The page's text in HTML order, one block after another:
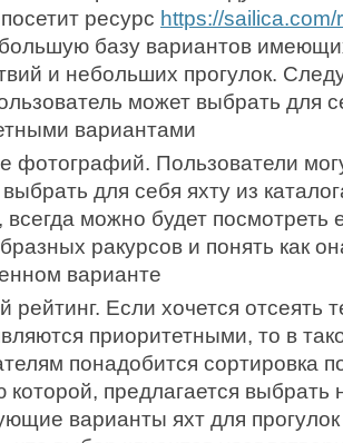
ресурс https://
базу вариантов
и небольших прогулок.
может выбрать для
вариантами
фотографий. Пользователи
для себя яхту из
всегда можно будет
ракурсов и понять как
варианте
рейтинг. Если хочется отсеять
приоритетными, то в
понадобится сортировка
предлагается выбрать
варианты яхт для